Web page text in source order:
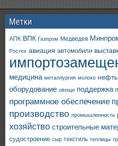
Метки
АПК ВПК Газпром Медведев
Ростех авиация автомобили
медицина металлургия молоко нефть
оборудование овощи поддержка
программное обеспечение
производство промышленность
хозяйство строительные
судостроение сыр текстиль теплицы